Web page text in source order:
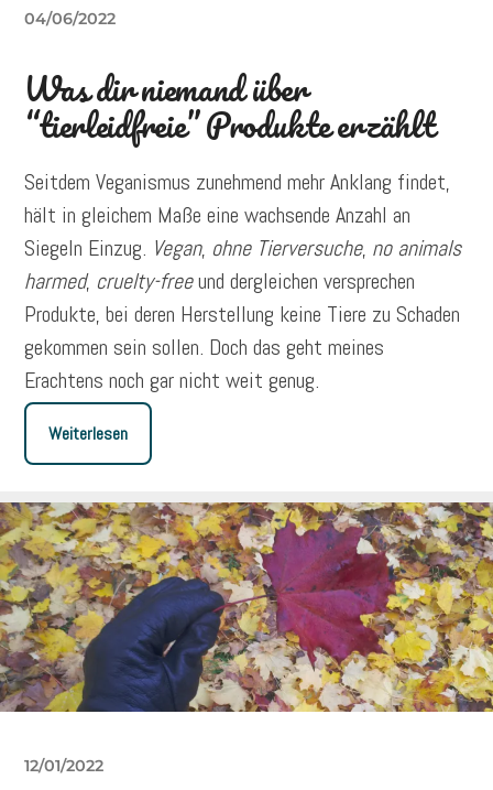
04/06/2022
Was dir niemand über
“tierleidfreie” Produkte erzählt
Seitdem Veganismus zunehmend mehr Anklang findet,
hält in gleichem Maße eine wachsende Anzahl an
Siegeln Einzug. Vegan, ohne Tierversuche, no animals
harmed, cruelty-freeund dergleichen versprechen
Produkte, bei deren Herstellung keine Tiere zu Schaden
gekommen sein sollen. Doch das geht meines
Erachtens noch gar nicht weit genug.
Weiterlesen
12/01/2022